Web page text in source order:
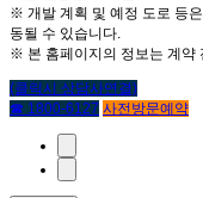
※ 개발 계획 및 예정 도로 등
동될 수 있습니다.
※ 본 홈페이지의 정보는 계약
(클릭시 상담사연결)
☎ 1800-6127 사전방문예약